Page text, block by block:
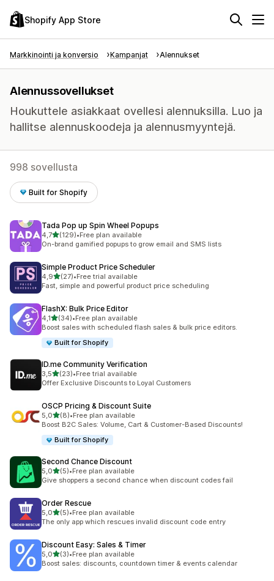
Shopify App Store
Markkinointi ja konversio Kampanjat Alennukset
Alennussovellukset
Houkuttele asiakkaat ovellesi alennuksilla. Luo ja
hallitse alennuskoodeja ja alennusmyyntejä.
998 sovellusta
Built for Shopify
Tada Pop up Spin Wheel Popups
4,7/ 5 tähteä
(129)
129 arvostelua yhteensä
•Free plan available
On-brand gamified popups to grow email and SMS lists
Simple Product Price Scheduler
4,9/ 5 tähteä
(27)
27 arvostelua yhteensä
•Free trial available
Fast, simple and powerful product price scheduling
FlashX: Bulk Price Editor
4,1/ 5 tähteä
(34)
34 arvostelua yhteensä
•Free plan available
Boost sales with scheduled flash sales & bulk price editors.
Built for Shopify
ID.me Community Verification
3,5/ 5 tähteä
(23)
23 arvostelua yhteensä
•Free trial available
Offer Exclusive Discounts to Loyal Customers
OSCP Pricing & Discount Suite
5,0/ 5 tähteä
(8)
8 arvostelua yhteensä
•Free plan available
Boost B2C Sales: Volume, Cart & Customer-Based Discounts!
Built for Shopify
Second Chance Discount
5,0/ 5 tähteä
(5)
5 arvostelua yhteensä
•Free plan available
Give shoppers a second chance when discount codes fail
Order Rescue
5,0/ 5 tähteä
(5)
5 arvostelua yhteensä
•Free plan available
The only app which rescues invalid discount code entry
Discount Easy: Sales & Timer
5,0/ 5 tähteä
(3)
3 arvostelua yhteensä
•Free plan available
Boost sales: discounts, countdown timer & events calendar